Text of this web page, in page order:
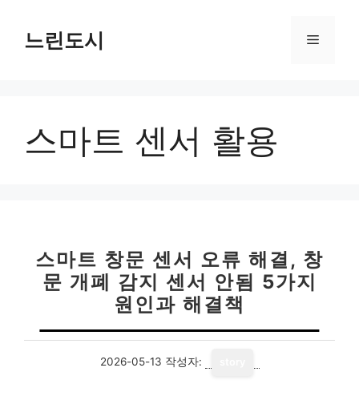
느린도시 메
스마트 센서 활용
스마트 창문 센서 오류 해결, 창
문 개폐 감지 센서 안됨 5가지
원인과 해결책
2026-05-13 작성자: